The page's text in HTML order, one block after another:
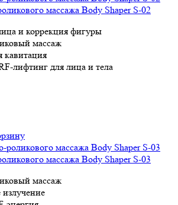
массажа Body Shaper S-02
и коррекция фигуры
массаж
кавитация
лифтинг для лица и тела
массажа Body Shaper S-03
массаж